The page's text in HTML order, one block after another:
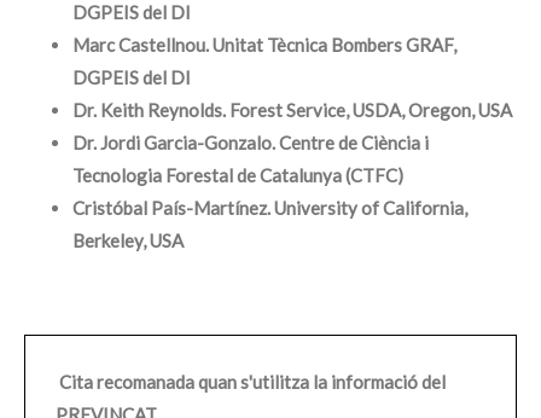
DGPEIS del DI
Marc Castellnou. Unitat Tècnica Bombers GRAF,
DGPEIS del DI
Dr. Keith Reynolds. Forest Service, USDA, Oregon, USA
Dr. Jordi Garcia-Gonzalo. Centre de Ciència i
Tecnologia Forestal de Catalunya (CTFC)
Cristóbal País-Martínez. University of California,
Berkeley, USA
Cita recomanada quan s'utilitza la informació del